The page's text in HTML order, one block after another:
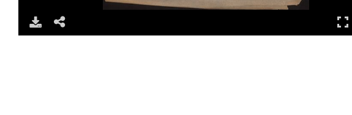
DOWNLOAD